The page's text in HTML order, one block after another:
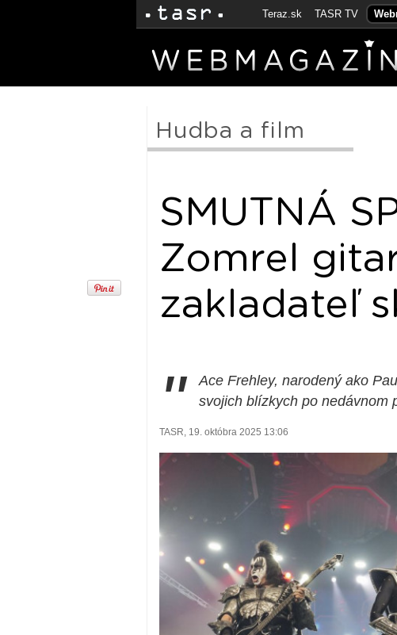
Teraz.sk TASR TV
Hudba a film
SMUTNÁ
Zomrel
zakladateľ
"
Ace Frehley, narodený ako
svojich blízkych po nedávnom
TASR, 19. októbra 2025 13:06